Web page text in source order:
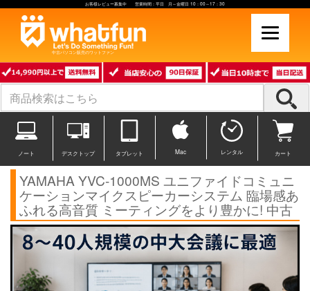
お客様レビュー募集中 営業時間：平日 月～金曜日 10：00～17：30
中古パソコン販売のワットファン
ノート デスクトップ タブレット Mac レンタル カート
YAMAHA YVC-1000MS ユニファイドコミュニ
ケーションマイクスピーカーシステム 臨場感あ
ふれる高音質 ミーティングをより豊かに! 中古